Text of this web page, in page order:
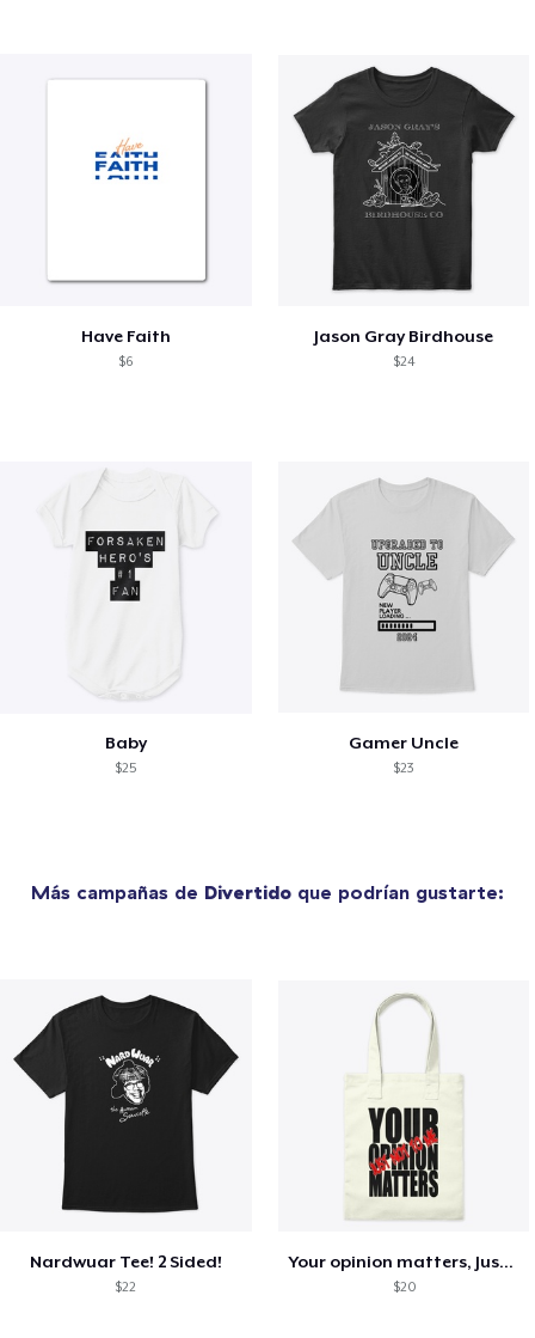
Have Faith
$6
Jason Gray Birdhouse
$24
Baby
$25
Gamer Uncle
$23
Más campañas de Divertido que podrían gustarte:
Nardwuar Tee! 2 Sided!
$22
Your opinion matters, Just not to me!
$20